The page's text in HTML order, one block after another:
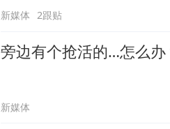
新媒体 2跟贴
旁边有个抢活的…怎么办
新媒体